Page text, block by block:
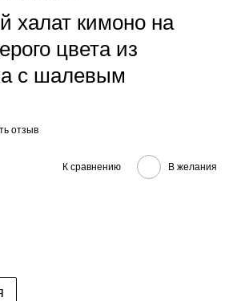
халат кимоно на
цвета из
с шалевым
отзыв
К сравнению В желания